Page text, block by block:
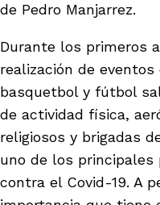
de Pedro Manjarrez.
Durante los primeros
realización de
basquetbol y fútbol
de actividad física,
religiosos y brigadas
uno de los principales
contra el Covid-19. A
de Atrato
principios
de estilo
equipo